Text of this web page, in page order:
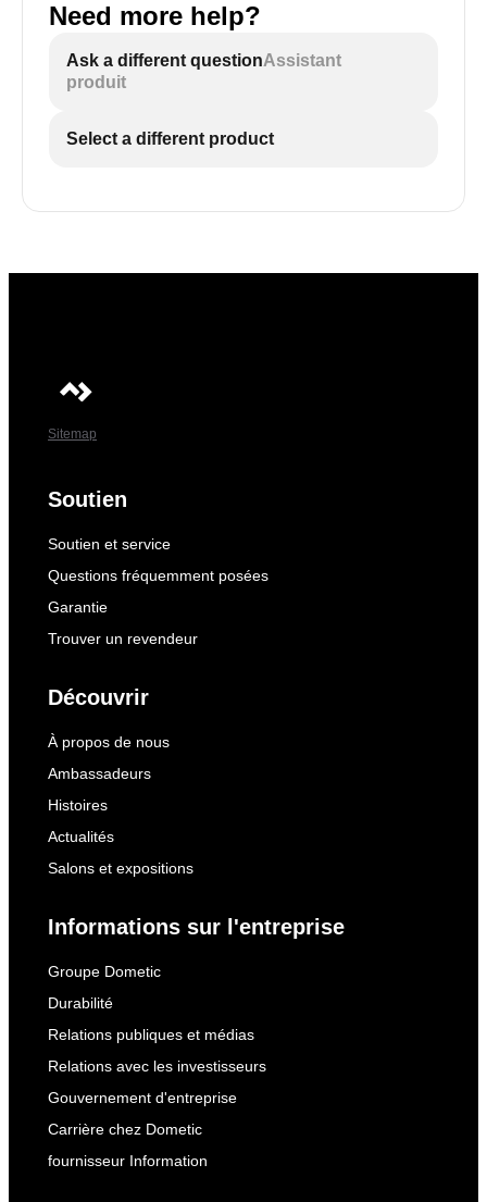
Need more help?
Ask a different questionAssistant
produit
Select a different product
Sitemap
Soutien
Soutien et service
Questions fréquemment posées
Garantie
Trouver un revendeur
Découvrir
À propos de nous
Ambassadeurs
Histoires
Actualités
Salons et expositions
Informations sur l'entreprise
Groupe Dometic
Durabilité
Relations publiques et médias
Relations avec les investisseurs
Gouvernement d'entreprise
Carrière chez Dometic
fournisseur Information